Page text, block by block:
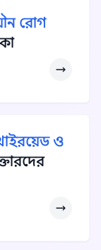
রোগ
ও